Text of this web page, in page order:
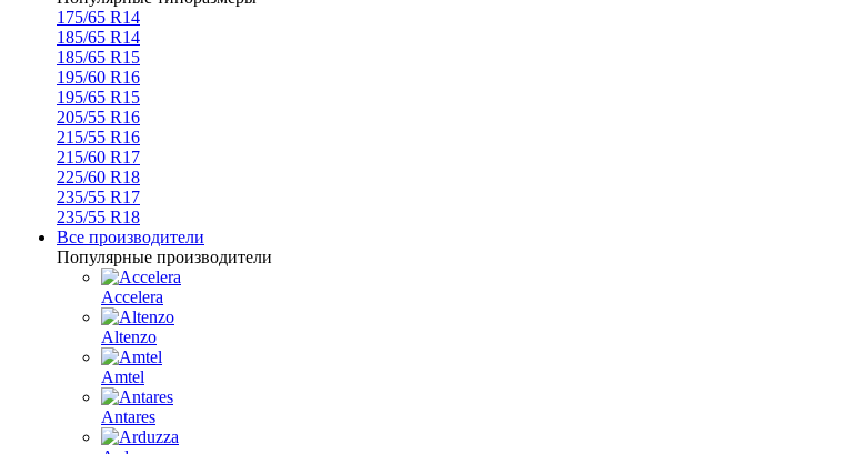
175/65 R14
185/65 R14
185/65 R15
195/60 R16
195/65 R15
205/55 R16
215/55 R16
215/60 R17
225/60 R18
235/55 R17
235/55 R18
Все производители
Популярные производители
Accelera
Altenzo
Amtel
Antares